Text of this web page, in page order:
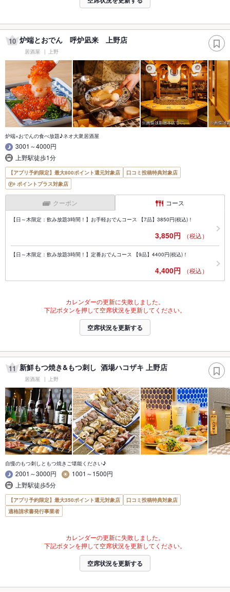
10 炉端とおでん 呼炉凪来 上野店
居酒屋 上野
炉端×おでんの食べ放題♪ネオ大衆居酒屋
3001～4000円
上野駅徒歩1分
【アプリ予約限定】最大800ポイント還元対象店
口コミ投稿特典対象店
ポイントプラス対象店
クーポン コース
【日～木限定：飲み放題3時間！】お手軽おでんコース 【7品】3850円(税込)！
3,850円 （税込）
【日～木限定：飲み放題3時間！】定番おでんコース 【9品】4400円(税込)！
4,400円 （税込）
カレンダーの更新に失敗しました。
下記ボタンを押して空席状況を更新してください。
空席状況を更新する
11 新鮮もつ焼き&もつ刺し 酒場ハコザキ 上野店
居酒屋 上野
自慢のもつ刺しともつ焼きご堪能ください♪
2001～3000円
1001～1500円
上野駅徒歩5分
【アプリ予約限定】最大350ポイント還元対象店
口コミ投稿特典対象店
適格請求書発行事業者
カレンダーの更新に失敗しました。
下記ボタンを押して空席状況を更新してください。
空席状況を更新する